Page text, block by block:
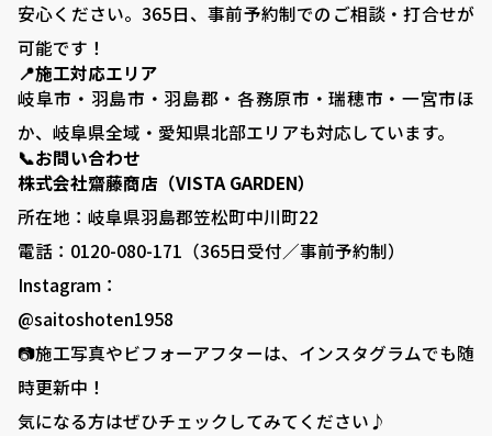
安心ください。365日、事前予約制でのご相談・打合せが
可能です！
📍施工対応エリア
岐阜市・羽島市・羽島郡・各務原市・瑞穂市・一宮市ほ
か、岐阜県全域・愛知県北部エリアも対応しています。
📞お問い合わせ
株式会社齋藤商店（VISTA GARDEN）
所在地：岐阜県羽島郡笠松町中川町22
電話：0120-080-171（365日受付／事前予約制）
Instagram：
@saitoshoten1958
📷施工写真やビフォーアフターは、インスタグラムでも随
時更新中！
気になる方はぜひチェックしてみてください♪